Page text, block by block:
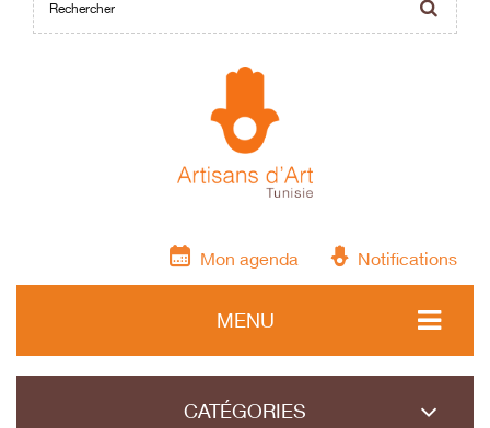
Mon agenda Notifications
MENU
CATÉGORIES